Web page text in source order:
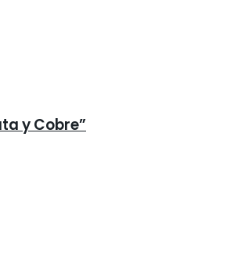
y Cobre”